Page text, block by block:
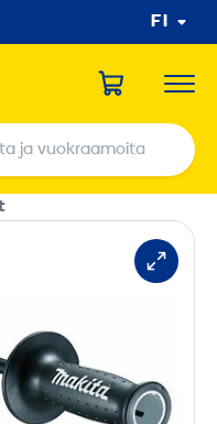
FI
ja vuokraamoita
ja vuokraamoita